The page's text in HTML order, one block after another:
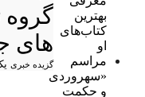
بهترین
کتاب‌های
او
مراسم
«سهروردی
و حکمت
گروه
های
گزیده خبری